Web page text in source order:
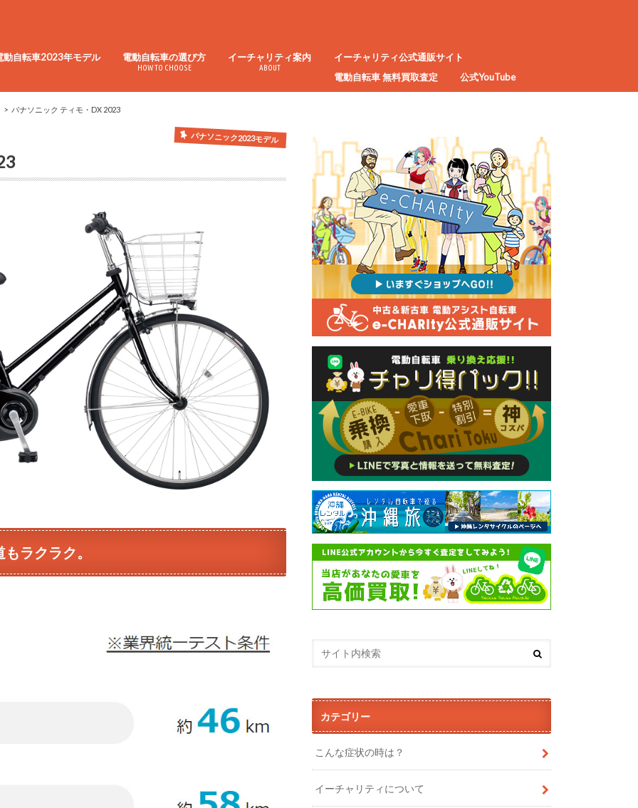
動自転車2023年モデル 電動自転車の選び方
HOW TO CHOOSE
イーチャリティ案内
ABOUT
イーチャリティ公式通販サイト
電動自転車 無料買取査定
公式YouTube
パナソニック ティモ・DX 2023
パナソニック2023モデル
ラクラク。
カテゴリー
こんな症状の時は？
イーチャリティについて